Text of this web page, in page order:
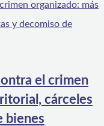
el crimen
cárceles
bienes